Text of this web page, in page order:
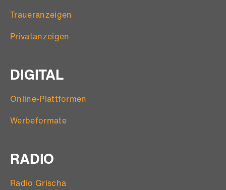
Traueranzeigen
Privatanzeigen
DIGITAL
Online-Plattformen
Werbeformate
RADIO
Radio Grischa